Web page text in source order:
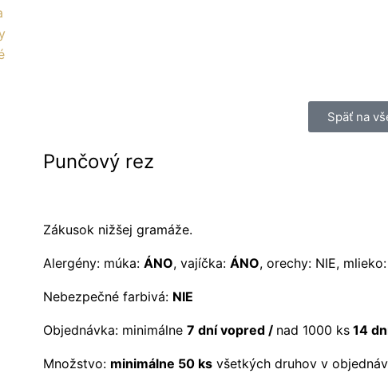
Späť na
Punčový rez
Zákusok nižšej gramáže.
Alergény: múka: ÁNO, vajíčka: ÁNO, orechy: NIE, mlieko:
Nebezpečné farbivá: NIE
Objednávka: minimálne 7 dní vopred / nad 1000 ks 14
Množstvo: minimálne 50 ks všetkých druhov v